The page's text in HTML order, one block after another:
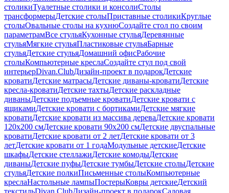
столикиТуалетные столики и консолиСтолы
трансформерыДетские столыПриставные столикиКруглые
столыОвальные столы на кухнюСоздайте стол по своим
параметрамВсе стульяКухонные стульяДеревянные
стульяМягкие стульяПластиковые стульяБарные
стульяДетские стульяДомашний офисРабочие
столыКомпьютерные креслаСоздайте стул под свой
интерьерDivan.ClubДизайн-проект в подарокДетские
кроватиДетские матрасыДетские диваны-кроватиДетские
кресла-кроватиДетские тахтыДетские раскладные
диваныДетские подъемные кроватиДетские кровати с
ящикамиДетские кровати с бортикамиДетские мягкие
кроватиДетские кровати из массива дереваДетские кровати
120х200 смДетские кровати 90х200 смДетские двуспальные
кроватиДетские кровати от 2 летДетские кровати от 3
летДетские кровати от 1 годаМодульные детскиеДетские
шкафыДетские стеллажиДетские комодыДетские
диваныДетские пуфыДетские тумбыДетские столыДетские
стульяДетские полкиПисьменные столыКомпьютерные
креслаНастольные лампыПостерыКовры детскиеДетский
текстильDivan.ClubДизайн-проект в подарокСадовая